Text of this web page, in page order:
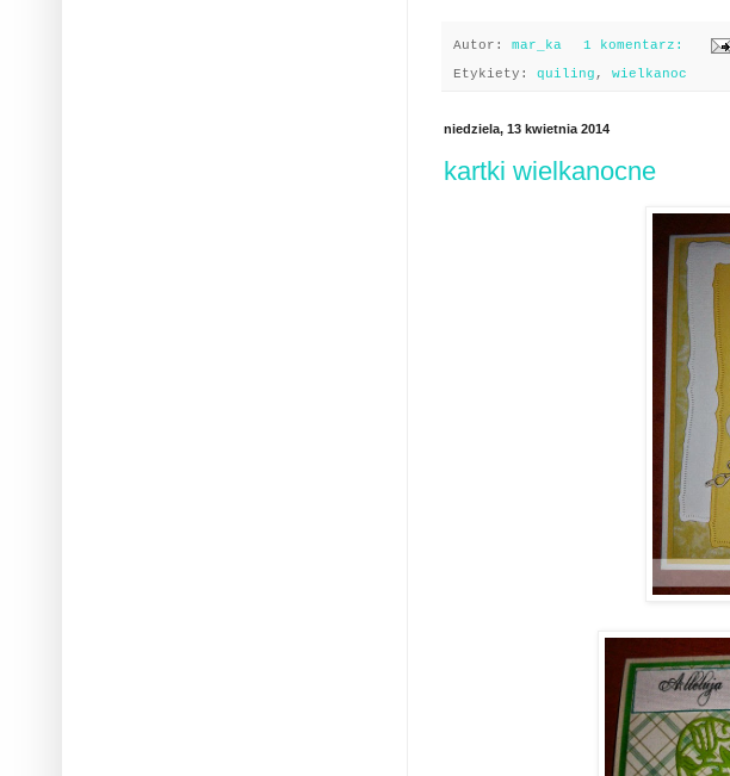
Autor: mar_ka
1 komentarz:
Etykiety: quiling , wielkanoc
niedziela, 13 kwietnia 2014
kartki wielkanocne